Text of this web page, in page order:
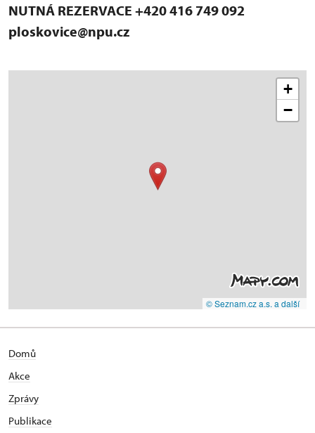
NUTNÁ REZERVACE +420 416 749 092
ploskovice@npu.cz
+
−
© Seznam.cz a.s. a další
Domů
Akce
Zprávy
Publikace